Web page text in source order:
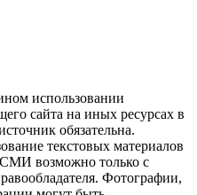
использовании
сайта на иных ресурсах в
обязательна.
текстовых материалов
СМИ возможно только с
Фотографии,